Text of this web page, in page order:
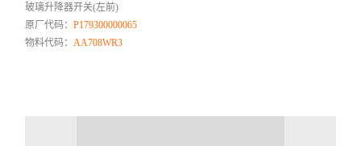
玻璃升降器开关(左前)
原厂代码：P179300000065
物料代码： AA708WR3